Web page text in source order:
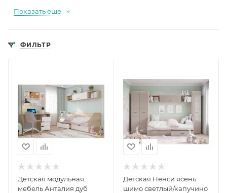
Показать еще
ФИЛЬТР
Детская модульная
мебель Анталия дуб
Детская Ненси ясень
шимо светлый/капучино